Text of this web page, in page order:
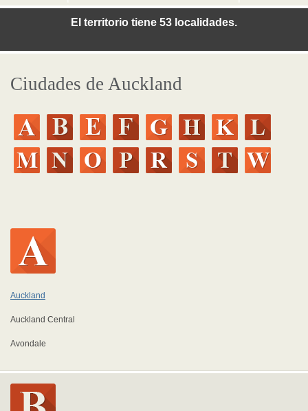
El territorio tiene 53 localidades.
Ciudades de Auckland
Auckland
Auckland Central
Avondale